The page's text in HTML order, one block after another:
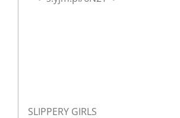
SLIPPERY GIRLS